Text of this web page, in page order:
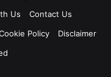
Us
Contact Us
Policy
Disclaimer